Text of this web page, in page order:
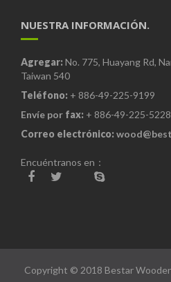
NUESTRA INFORMACIÓN.
Agregar: No. 775, Huayang Rd,
Taiwan 540
Teléfono: + 886-49-225-9199
Envíe por fax: + 886-49-225-5228
Correo electrónico:
Encuéntranos en：
Copyright © 2018 Bestar